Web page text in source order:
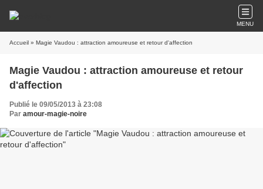
MENU
Accueil » Magie Vaudou : attraction amoureuse et retour d'affection
Magie Vaudou : attraction amoureuse et retour
d'affection
Publié le 09/05/2013 à 23:08
Par amour-magie-noire